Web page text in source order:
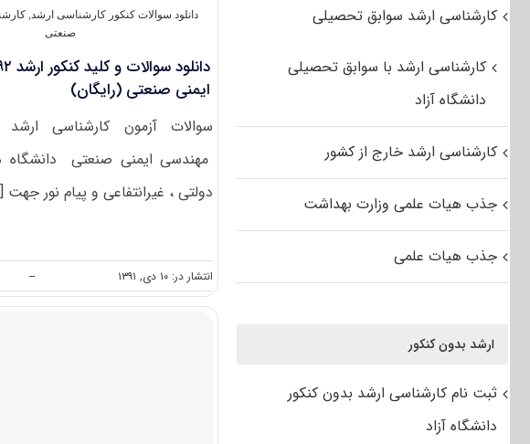
دانلود سوالات کنکور کارشناسی ارشد,
صنعتی
ایمنی صنعتی (رایگان)
مهندسی ایمنی صنعتی
دولتی ، غیرانتفاعی و پیام نور
انتشار در: ۱۰ دی, ۱۳۹۱ --
کارشناسی ارشد سوابق تحصیلی
کارشناسی ارشد با سوابق تحصیلی
دانشگاه آزاد
کارشناسی ارشد خارج از کشور
جذب هیات علمی وزارت بهداشت
جذب هیات علمی
ارشد بدون کنکور
ثبت نام کارشناسی ارشد بدون کنکور
دانشگاه آزاد